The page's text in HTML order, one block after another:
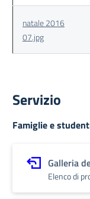
natale 2016
07.jpg
Servizio
Famiglie e
Galleria
Elenco di